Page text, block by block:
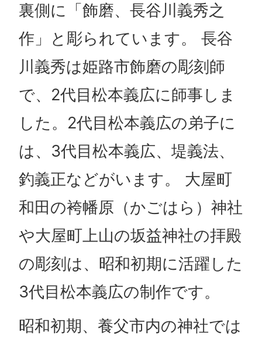
裏側に「飾磨、長谷川義秀之
作」と彫られています。 長谷
川義秀は姫路市飾磨の彫刻師
で、2代目松本義広に師事しま
した。2代目松本義広の弟子に
は、3代目松本義広、堤義法、
釣義正などがいます。 大屋町
和田の袴幡原（かごはら）神社
や大屋町上山の坂益神社の拝殿
の彫刻は、昭和初期に活躍した
3代目松本義広の制作です。
昭和初期、養父市内の神社では